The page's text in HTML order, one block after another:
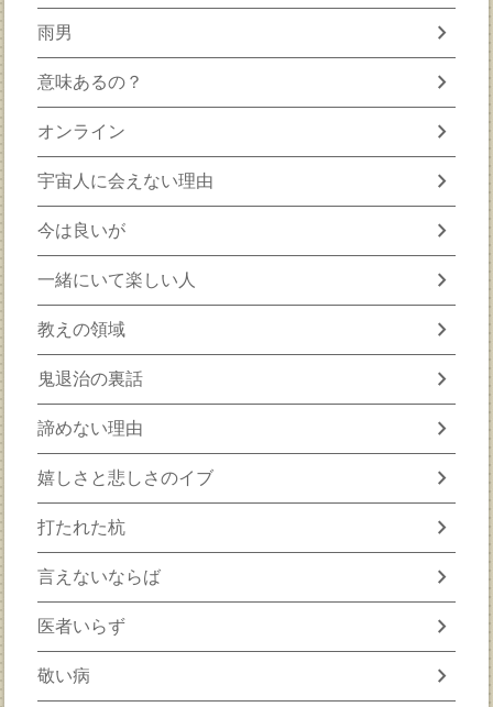
雨男 chevron_right
意味あるの？ chevron_right
オンライン chevron_right
宇宙人に会えない理由 chevron_right
今は良いが chevron_right
一緒にいて楽しい人 chevron_right
教えの領域 chevron_right
鬼退治の裏話 chevron_right
諦めない理由 chevron_right
嬉しさと悲しさのイブ chevron_right
打たれた杭 chevron_right
言えないならば chevron_right
医者いらず chevron_right
敬い病 chevron_right